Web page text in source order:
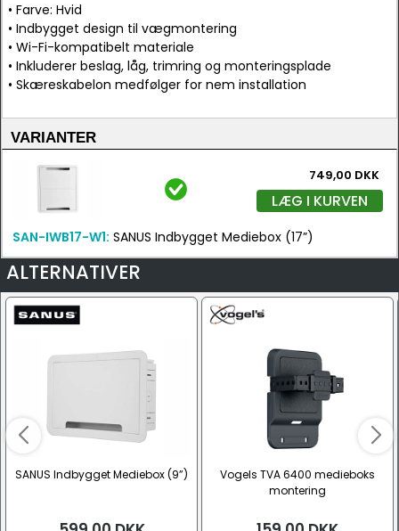
• Farve: Hvid
• Indbygget design til vægmontering
• Wi-Fi-kompatibelt materiale
• Inkluderer beslag, låg, trimring og monteringsplade
• Skæreskabelon medfølger for nem installation
VARIANTER
749,00 DKK
LÆG I KURVEN
SAN-IWB17-W1: SANUS Indbygget Mediebox (17”)
ALTERNATIVER
SANUS Indbygget Mediebox (9”)
Vogels TVA 6400 medieboks
montering